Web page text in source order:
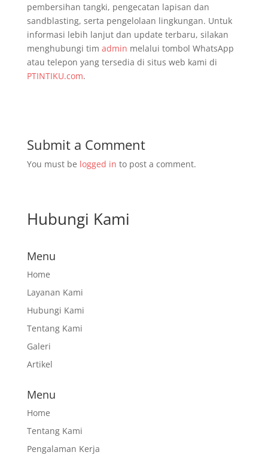
pembersihan tangki, pengecatan lapisan dan
sandblasting, serta pengelolaan lingkungan. Untuk
informasi lebih lanjut dan update terbaru, silakan
menghubungi tim admin melalui tombol WhatsApp
atau telepon yang tersedia di situs web kami di
PTINTIKU.com.
Submit a Comment
You must be logged in to post a comment.
Hubungi Kami
Menu
Home
Layanan Kami
Hubungi Kami
Tentang Kami
Galeri
Artikel
Menu
Home
Tentang Kami
Pengalaman Kerja